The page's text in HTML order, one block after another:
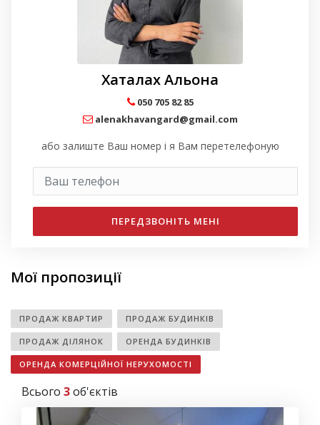
Хаталах Альона
050 705 82 85
alenakhavangard@gmail.com
або залиште Ваш номер і я Вам перетелефоную
ПЕРЕДЗВОНІТЬ МЕНІ
Мої пропозиції
ПРОДАЖ КВАРТИР ПРОДАЖ БУДИНКІВ
ПРОДАЖ ДІЛЯНОК ОРЕНДА БУДИНКІВ
ОРЕНДА КОМЕРЦІЙНОЇ НЕРУХОМОСТІ
Всього 3об'єктів